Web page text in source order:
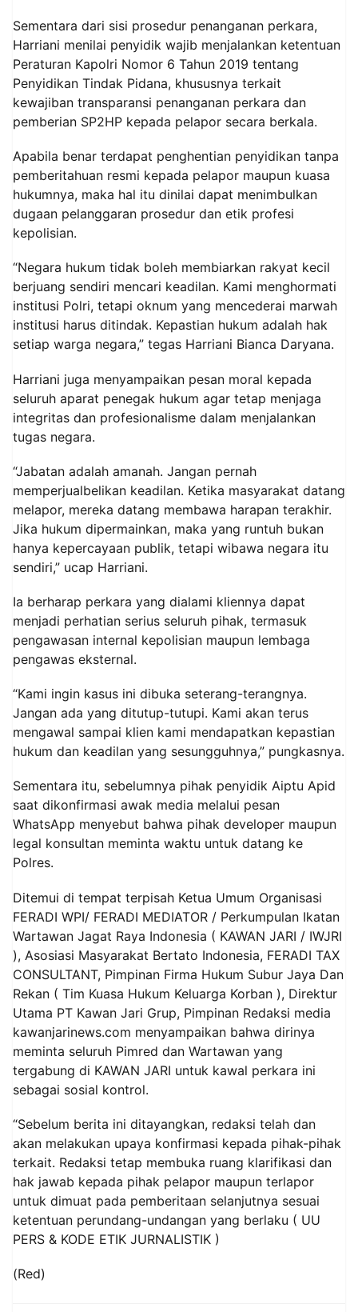
Sementara dari sisi prosedur penanganan perkara,
Harriani menilai penyidik wajib menjalankan ketentuan
Peraturan Kapolri Nomor 6 Tahun 2019 tentang
Penyidikan Tindak Pidana, khususnya terkait
kewajiban transparansi penanganan perkara dan
pemberian SP2HP kepada pelapor secara berkala.
Apabila benar terdapat penghentian penyidikan tanpa
pemberitahuan resmi kepada pelapor maupun kuasa
hukumnya, maka hal itu dinilai dapat menimbulkan
dugaan pelanggaran prosedur dan etik profesi
kepolisian.
“Negara hukum tidak boleh membiarkan rakyat kecil
berjuang sendiri mencari keadilan. Kami menghormati
institusi Polri, tetapi oknum yang mencederai marwah
institusi harus ditindak. Kepastian hukum adalah hak
setiap warga negara,” tegas Harriani Bianca Daryana.
Harriani juga menyampaikan pesan moral kepada
seluruh aparat penegak hukum agar tetap menjaga
integritas dan profesionalisme dalam menjalankan
tugas negara.
“Jabatan adalah amanah. Jangan pernah
memperjualbelikan keadilan. Ketika masyarakat datang
melapor, mereka datang membawa harapan terakhir.
Jika hukum dipermainkan, maka yang runtuh bukan
hanya kepercayaan publik, tetapi wibawa negara itu
sendiri,” ucap Harriani.
Ia berharap perkara yang dialami kliennya dapat
menjadi perhatian serius seluruh pihak, termasuk
pengawasan internal kepolisian maupun lembaga
pengawas eksternal.
“Kami ingin kasus ini dibuka seterang-terangnya.
Jangan ada yang ditutup-tutupi. Kami akan terus
mengawal sampai klien kami mendapatkan kepastian
hukum dan keadilan yang sesungguhnya,” pungkasnya.
Sementara itu, sebelumnya pihak penyidik Aiptu Apid
saat dikonfirmasi awak media melalui pesan
WhatsApp menyebut bahwa pihak developer maupun
legal konsultan meminta waktu untuk datang ke
Polres.
Ditemui di tempat terpisah Ketua Umum Organisasi
FERADI WPI/ FERADI MEDIATOR / Perkumpulan Ikatan
Wartawan Jagat Raya Indonesia ( KAWAN JARI / IWJRI
), Asosiasi Masyarakat Bertato Indonesia, FERADI TAX
CONSULTANT, Pimpinan Firma Hukum Subur Jaya Dan
Rekan ( Tim Kuasa Hukum Keluarga Korban ), Direktur
Utama PT Kawan Jari Grup, Pimpinan Redaksi media
kawanjarinews.com menyampaikan bahwa dirinya
meminta seluruh Pimred dan Wartawan yang
tergabung di KAWAN JARI untuk kawal perkara ini
sebagai sosial kontrol.
“Sebelum berita ini ditayangkan, redaksi telah dan
akan melakukan upaya konfirmasi kepada pihak-pihak
terkait. Redaksi tetap membuka ruang klarifikasi dan
hak jawab kepada pihak pelapor maupun terlapor
untuk dimuat pada pemberitaan selanjutnya sesuai
ketentuan perundang-undangan yang berlaku ( UU
PERS & KODE ETIK JURNALISTIK )
(Red)